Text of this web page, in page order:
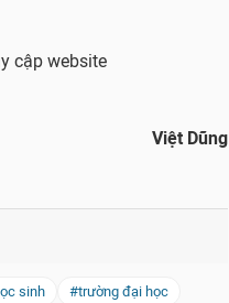
cập website
Việt Dũng
sinh #trường đại học